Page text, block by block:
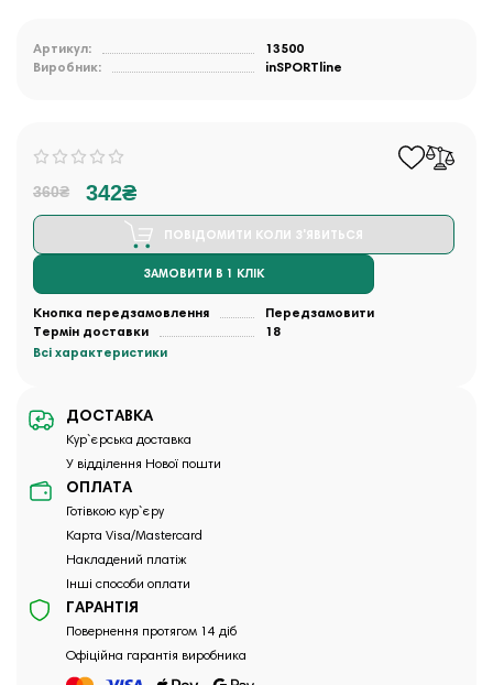
Артикул:
13500
Виробник:
inSPORTline
360₴ 342₴
ПОВІДОМИТИ КОЛИ З'ЯВИТЬСЯ
ЗАМОВИТИ В 1 КЛІК
Кнопка передзамовлення
Передзамовити
Термін доставки
18
Всі характеристики
ДОСТАВКА
Кур`єрська доставка
У відділення Нової пошти
ОПЛАТА
Готівкою кур`єру
Карта Visa/Mastercard
Накладений платіж
Інші способи оплати
ГАРАНТІЯ
Повернення протягом 14 діб
Офіційна гарантія виробника